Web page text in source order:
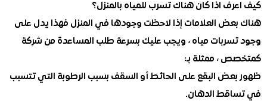
اذا كان هناك تسرب للمياه بالمنزل؟
العلامات إذا لاحظت وجودها في المنزل فهذا يدل على
مياه ، ويجب عليك بسرعة طلب المساعدة من شركة
، ممثلة بـ:
البقع على الحائط أو السقف بسبب الرطوبة التي تتسبب
الدهان.